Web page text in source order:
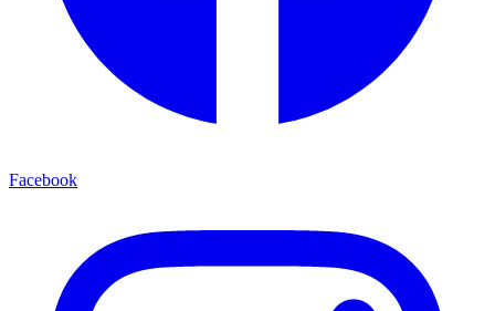
Facebook